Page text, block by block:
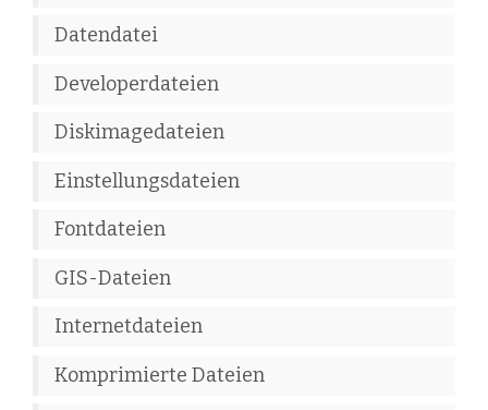
Datendatei
Developerdateien
Diskimagedateien
Einstellungsdateien
Fontdateien
GIS-Dateien
Internetdateien
Komprimierte Dateien